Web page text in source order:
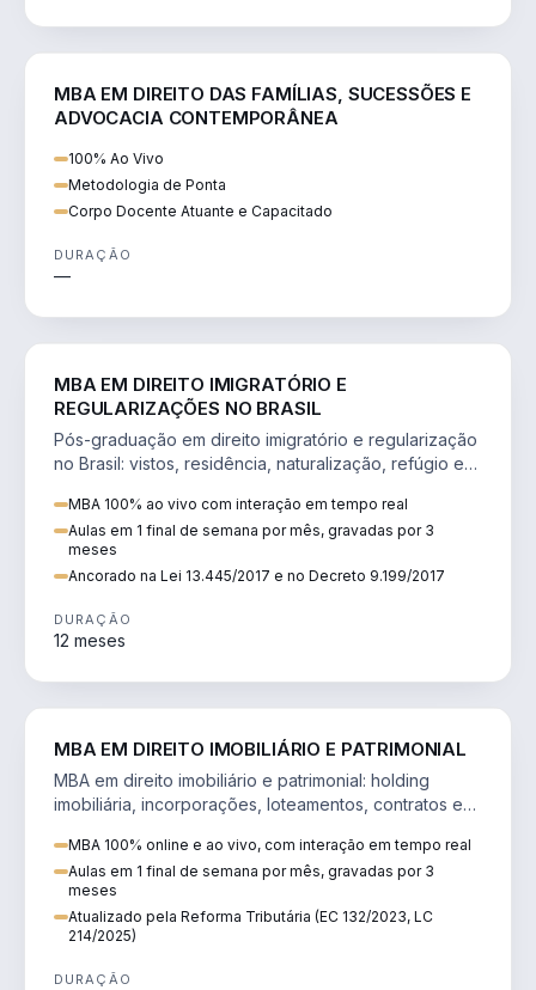
MBA EM DIREITO DAS FAMÍLIAS, SUCESSÕES E
ADVOCACIA CONTEMPORÂNEA
100% Ao Vivo
Metodologia de Ponta
Corpo Docente Atuante e Capacitado
DURAÇÃO
—
MBA EM DIREITO IMIGRATÓRIO E
REGULARIZAÇÕES NO BRASIL
Pós-graduação em direito imigratório e regularização
no Brasil: vistos, residência, naturalização, refúgio e
MBA 100% ao vivo com interação em tempo real
Aulas em 1 final de semana por mês, gravadas por 3
meses
Ancorado na Lei 13.445/2017 e no Decreto 9.199/2017
DURAÇÃO
12 meses
MBA EM DIREITO IMOBILIÁRIO E PATRIMONIAL
MBA em direito imobiliário e patrimonial: holding
imobiliária, incorporações, loteamentos, contratos e
MBA 100% online e ao vivo, com interação em tempo real
Aulas em 1 final de semana por mês, gravadas por 3
meses
Atualizado pela Reforma Tributária (EC 132/2023, LC
214/2025)
DURAÇÃO